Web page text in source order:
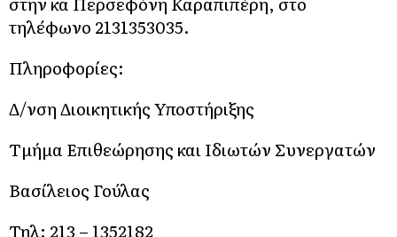
τηλέφωνο 2131353035.
Πληροφορίες:
Δ/νση Διοικητικής Υποστήριξης
Τμήμα Επιθεώρησης και Ιδιωτών Συνεργατών
Βασίλειος Γούλας
Τηλ: 213 – 1352182